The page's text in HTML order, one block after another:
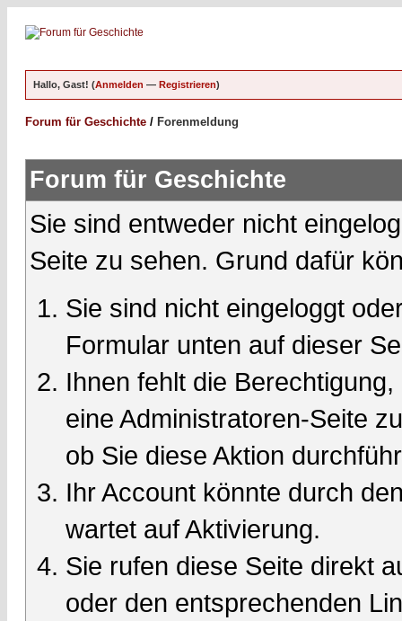
Hallo, Gast! (Anmelden — Registrieren)
Forum für Geschichte / Forenmeldung
Forum für Geschichte
Sie sind entweder nicht
Seite zu sehen. Grund dafür
Sie sind nicht eingeloggt
Formular unten auf dieser
Ihnen fehlt die
eine Administratoren-Seite
ob Sie diese Aktion
Ihr Account könnte durch
wartet auf Aktivierung.
Sie rufen diese Seite direkt
oder den entsprechenden